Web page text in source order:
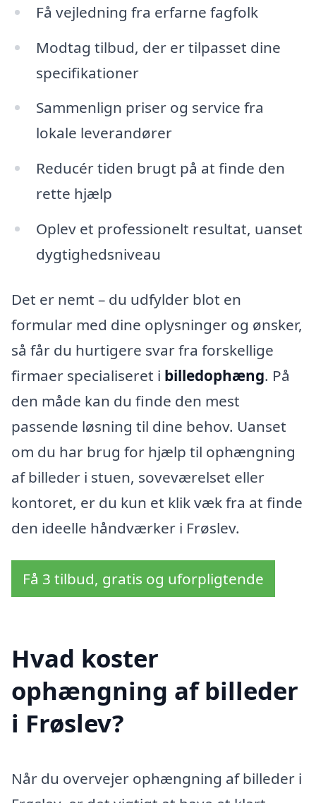
Få vejledning fra erfarne fagfolk
Modtag tilbud, der er tilpasset dine
specifikationer
Sammenlign priser og service fra
lokale leverandører
Reducér tiden brugt på at finde den
rette hjælp
Oplev et professionelt resultat, uanset
dygtighedsniveau
Det er nemt – du udfylder blot en
formular med dine oplysninger og ønsker,
så får du hurtigere svar fra forskellige
firmaer specialiseret i billedophæng. På
den måde kan du finde den mest
passende løsning til dine behov. Uanset
om du har brug for hjælp til ophængning
af billeder i stuen, soveværelset eller
kontoret, er du kun et klik væk fra at finde
den ideelle håndværker i Frøslev.
Få 3 tilbud, gratis og uforpligtende
Hvad koster
ophængning af billeder
i Frøslev?
Når du overvejer ophængning af billeder i